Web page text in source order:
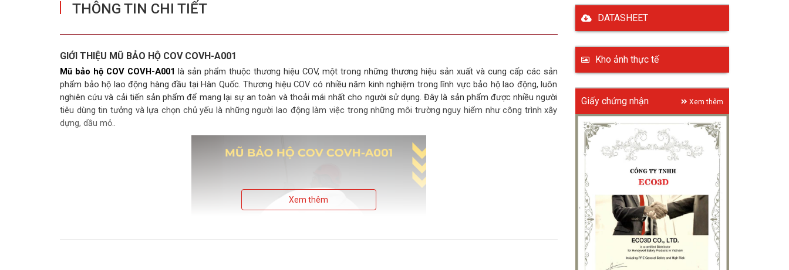
THÔNG TIN CHI TIẾT
GIỚI THIỆU MŨ BẢO HỘ COV COVH-A001
Mũ bảo hộ COV COVH-A001 là sản phẩm thuộc thương hiệu COV, một trong những thương hiệu sản xuất và cung cấp các sản
phẩm bảo hộ lao động hàng đầu tại Hàn Quốc. Thương hiệu COV có nhiều năm kinh nghiệm trong lĩnh vực bảo hộ lao động, luôn
nghiên cứu và cải tiến sản phẩm để mang lại sự an toàn và thoải mái nhất cho người sử dụng. Đây là sản phẩm được nhiều người
tiêu dùng tin tưởng và lựa chọn chủ yếu là những người lao động làm việc trong những môi trường nguy hiểm như công trình xây
dựng, dầu mỏ..
Xem thêm
DATASHEET
Kho ảnh thực tế
Giấy chứng nhận Xem thêm